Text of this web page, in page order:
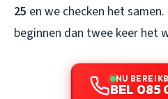
25 en we checken het
beginnen dan twee keer het
NU
BEL 085